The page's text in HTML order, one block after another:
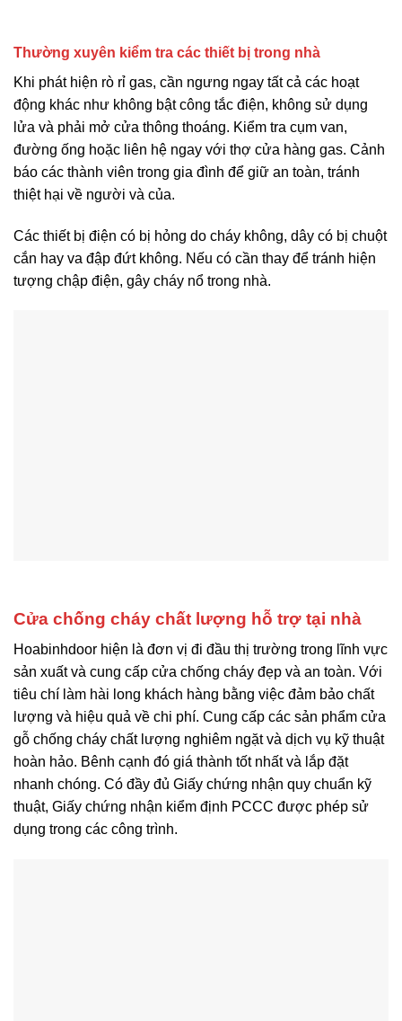
Thường xuyên kiểm tra các thiết bị trong nhà
Khi phát hiện rò rỉ gas, cần ngưng ngay tất cả các hoạt
động khác như không bật công tắc điện, không sử dụng
lửa và phải mở cửa thông thoáng. Kiểm tra cụm van,
đường ống hoặc liên hệ ngay với thợ cửa hàng gas. Cảnh
báo các thành viên trong gia đình để giữ an toàn, tránh
thiệt hại về người và của.
Các thiết bị điện có bị hỏng do cháy không, dây có bị chuột
cắn hay va đập đứt không. Nếu có cần thay để tránh hiện
tượng chập điện, gây cháy nổ trong nhà.
Cửa chống cháy chất lượng hỗ trợ tại nhà
Hoabinhdoor hiện là đơn vị đi đầu thị trường trong lĩnh vực
sản xuất và cung cấp cửa chống cháy đẹp và an toàn. Với
tiêu chí làm hài long khách hàng bằng việc đảm bảo chất
lượng và hiệu quả về chi phí. Cung cấp các sản phẩm cửa
gỗ chống cháy chất lượng nghiêm ngặt và dịch vụ kỹ thuật
hoàn hảo. Bênh cạnh đó giá thành tốt nhất và lắp đặt
nhanh chóng. Có đầy đủ Giấy chứng nhận quy chuẩn kỹ
thuật, Giấy chứng nhận kiểm định PCCC được phép sử
dụng trong các công trình.